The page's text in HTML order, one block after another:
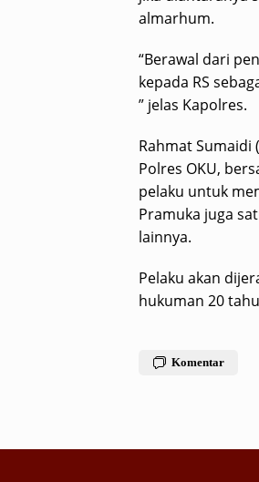
almarhum.
“Berawal dari
kepada RS
” jelas Kapolres.
Rahmat Sumaidi
Polres OKU,
pelaku untuk
Pramuka juga
lainnya.
Pelaku akan
hukuman 20
Komentar